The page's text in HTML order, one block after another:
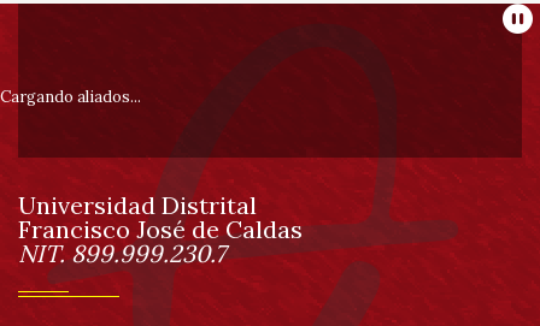
Información
pie
de
página
Cargando aliados...
Información
Universidad Distrital
Francisco José de Caldas
NIT. 899.999.230.7